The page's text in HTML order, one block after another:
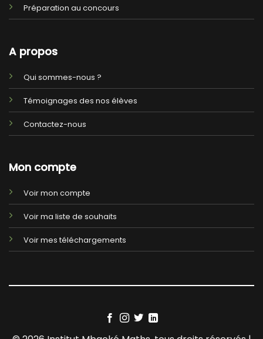
Préparation au concours
A propos
Qui sommes-nous ?
Témoignages des nos élèves
Contactez-nous
Mon compte
Voir mon compte
Voir ma liste de souhaits
Voir mes téléchargements